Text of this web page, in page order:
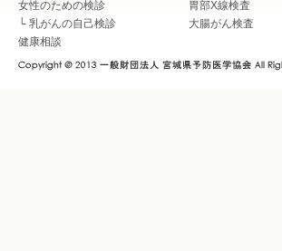
女性のための検診
└ 乳がんの自己検診
健康相談
胃部X線検査
大腸がん検査